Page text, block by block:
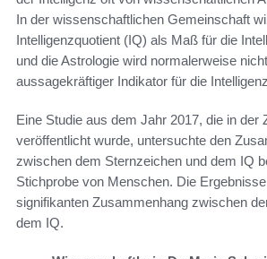
In der wissenschaftlichen Gemeinschaft
Intelligenzquotient (IQ) als Maß für die
und die Astrologie wird normalerweise
aussagekräftiger Indikator für die
Eine Studie aus dem Jahr 2017, die in der
veröffentlicht wurde, untersuchte den
zwischen dem Sternzeichen und dem IQ
Stichprobe von Menschen. Die
signifikanten Zusammenhang zwischen
dem IQ.